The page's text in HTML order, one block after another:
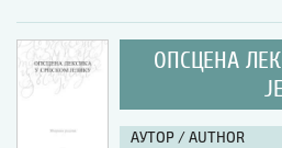
ОПСЦЕНА
АУТОР / AUTHOR